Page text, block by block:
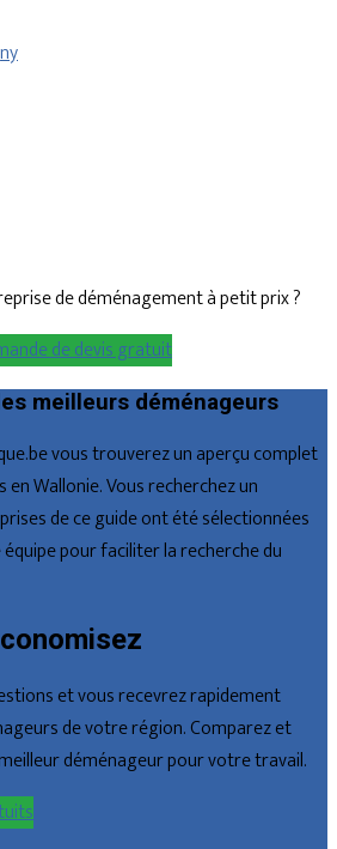
de déménagement à petit prix ?
de devis gratuit
meilleurs déménageurs
vous trouverez un aperçu complet
Wallonie. Vous recherchez un
de ce guide ont été sélectionnées
pour faciliter la recherche du
et vous recevrez rapidement
de votre région. Comparez et
déménageur pour votre travail.